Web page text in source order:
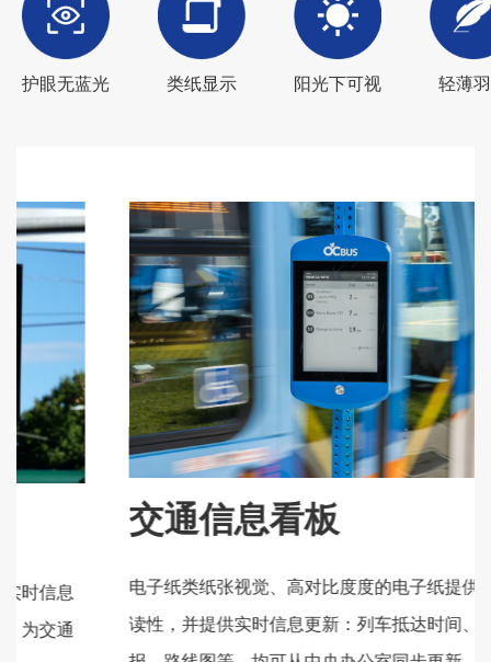
护眼无蓝光 类纸显示 阳光下可视 轻薄
交通信息看板
电子纸类纸张视觉、高对比度度的电子纸提供高度可
读性，并提供实时信息更新：列车抵达时间、服务警